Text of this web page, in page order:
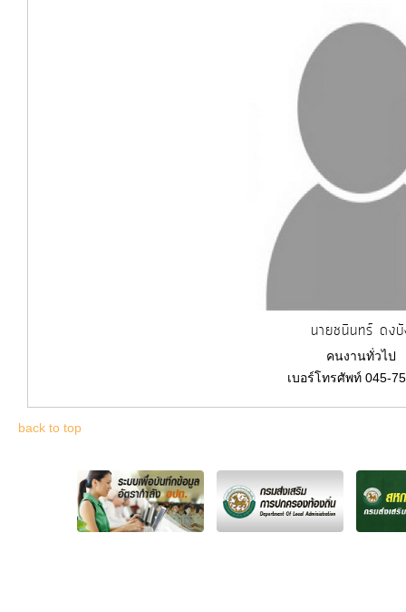
นายชนินทร์ ดง
คนงานทั่วไป
เบอร์โทรศัพท์ 045-
back to top